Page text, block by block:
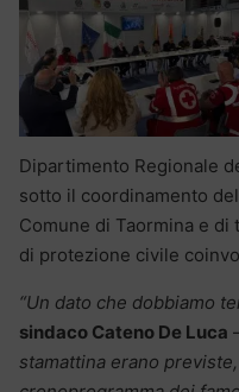
Dipartimento Regionale
sotto il coordinamento
Comune di Taormina e
di protezione civile
“Un dato che dobbiamo
sindaco Cateno De Luca
stamattina erano